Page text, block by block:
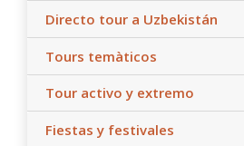
Directo tour a Uzbekistán
Tours temàticos
Tour activo y extremo
Fiestas y festivales